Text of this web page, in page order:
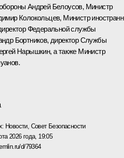
Андрей Белоусов, Министр
Колокольцев, Министр
Федеральной службы
Бортников, директор Службы
Нарышкин, а также Министр
.
Новости, Совет Безопасности
2026 года, 19:05
d/79364